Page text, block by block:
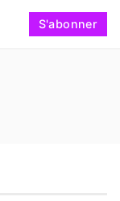
S'abonner